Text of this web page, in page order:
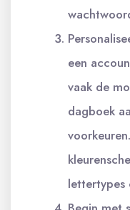
een
vaak de
dagboek
lettertypes